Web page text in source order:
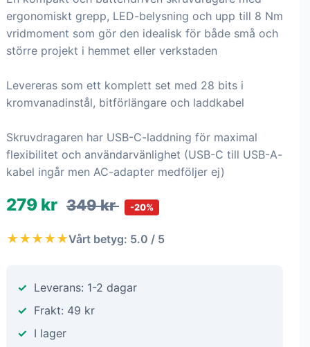
ergonomiskt grepp, LED-belysning och upp till 8 Nm
vridmoment som gör den idealisk för både små och
större projekt i hemmet eller verkstaden
Levereras som ett komplett set med 28 bits i
kromvanadinstål, bitförlängare och laddkabel
Skruvdragaren har USB-C-laddning för maximal
flexibilitet och användarvänlighet (USB-C till USB-A-
kabel ingår men AC-adapter medföljer ej)
279 kr 349 kr -20%
★★★★★Vårt betyg: 5.0 / 5
Leverans: 1-2 dagar
Frakt: 49 kr
I lager